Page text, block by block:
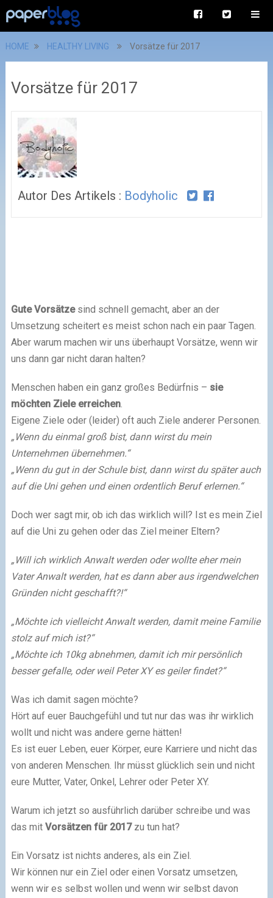
HOME HEALTHY LIVING Vorsätze für 2017
Vorsätze für 2017
Autor Des Artikels : Bodyholic
Gute Vorsätzesind schnell gemacht, aber an der
Umsetzung scheitert es meist schon nach ein paar Tagen.
Aber warum machen wir uns überhaupt Vorsätze, wenn wir
uns dann gar nicht daran halten?
Menschen haben ein ganz großes Bedürfnis – sie
möchten Ziele erreichen.
Eigene Ziele oder (leider) oft auch Ziele anderer Personen.
„Wenn du einmal groß bist, dann wirst du mein
Unternehmen übernehmen.“
„Wenn du gut in der Schule bist, dann wirst du später auch
auf die Uni gehen und einen ordentlich Beruf erlernen.“
Doch wer sagt mir, ob ich das wirklich will? Ist es mein Ziel
auf die Uni zu gehen oder das Ziel meiner Eltern?
„Will ich wirklich Anwalt werden oder wollte eher mein
Vater Anwalt werden, hat es dann aber aus irgendwelchen
Gründen nicht geschafft?!“
„Möchte ich vielleicht Anwalt werden, damit meine Familie
stolz auf mich ist?“
„Möchte ich 10kg abnehmen, damit ich mir persönlich
besser gefalle, oder weil Peter XY es geiler findet?“
Was ich damit sagen möchte?
Hört auf euer Bauchgefühl und tut nur das was ihr wirklich
wollt und nicht was andere gerne hätten!
Es ist euer Leben, euer Körper, eure Karriere und nicht das
von anderen Menschen. Ihr müsst glücklich sein und nicht
eure Mutter, Vater, Onkel, Lehrer oder Peter XY.
Warum ich jetzt so ausführlich darüber schreibe und was
das mit Vorsätzen für 2017zu tun hat?
Ein Vorsatz ist nichts anderes, als ein Ziel.
Wir können nur ein Ziel oder einen Vorsatz umsetzen,
wenn wir es selbst wollen und wenn wir selbst davon